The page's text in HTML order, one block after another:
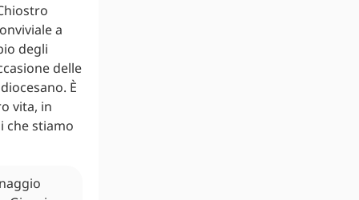
a
degli
delle
È
vita, in
che stiamo